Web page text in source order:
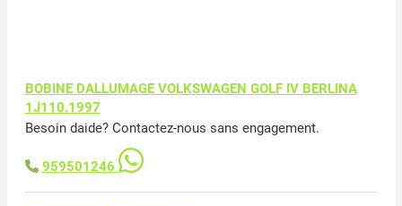
BOBINE DALLUMAGE VOLKSWAGEN GOLF IV BERLINA
1J110.1997
Besoin daide? Contactez-nous sans engagement.
959501246